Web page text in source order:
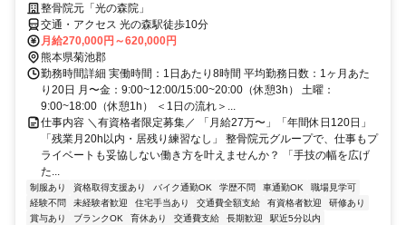
整骨院元「光の森院」
交通・アクセス 光の森駅徒歩10分
月給270,000円～620,000円
熊本県菊池郡
勤務時間詳細 実働時間：1日あたり8時間 平均勤務日数：1ヶ月あた
り20日 月〜金：9:00~12:00/15:00~20:00（休憩3h） 土曜：
9:00~18:00（休憩1h） ＜1日の流れ＞...
仕事内容 ＼有資格者限定募集／ 「月給27万〜」「年間休日120日」
「残業月20h以内・居残り練習なし」 整骨院元グループで、仕事もプ
ライベートも妥協しない働き方を叶えませんか？ 「手技の幅を広げ
た...
制服あり 資格取得支援あり バイク通勤OK 学歴不問 車通勤OK
職場見学可
経験不問
未経験者歓迎 住宅手当あり 交通費全額支給 有資格者歓迎
研修あり
賞与あり
ブランクOK 育休あり 交通費支給 長期歓迎
駅近5分以内